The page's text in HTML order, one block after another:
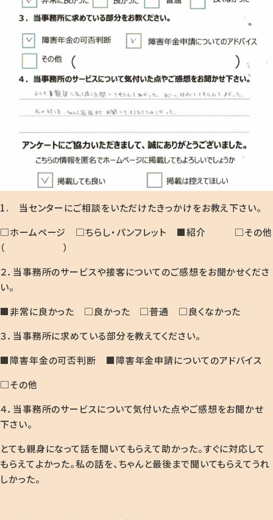
1. 当センターにご相談をいただけたきっかけをお教え下さい。
□ホームページ □ちらし・パンフレット ■紹介 □その他
（ ）
２．当事務所のサービスや接客についてのご感想をお聞かせくださ
い。
■非常に良かった □良かった □普通 □良くなかった
３．当事務所に求めている部分を教えてください。
■障害年金の可否判断 ■障害年金申請についてのアドバイス
□その他
４．当事務所のサービスについて気付いた点やご感想をお聞かせ
下さい。
とても親身になって話を聞いてもらえて助かった。すぐに対応して
もらえてよかった。私の話を、ちゃんと最後まで聞いてもらえてうれ
しかった。